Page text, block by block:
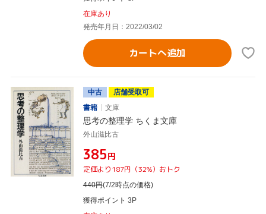
在庫あり
発売年月日：2022/03/02
カートへ追加
中古
店舗受取可
書籍
文庫
思考の整理学 ちくま文庫
外山滋比古
¥385円
定価より187円（32%）おトク
440円(7/2時点の価格)
獲得ポイント 3P